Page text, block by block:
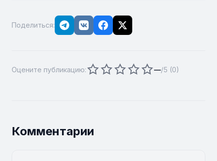
Поделиться:
Оцените публикацию: —/5 (0)
Комментарии